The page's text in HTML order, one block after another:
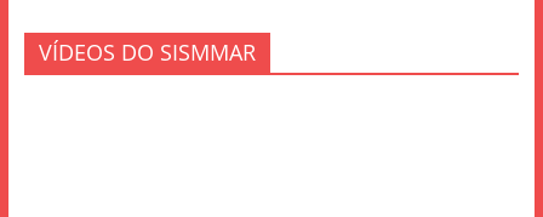
VÍDEOS DO SISMMAR